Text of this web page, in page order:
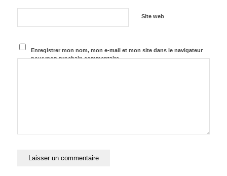
Site web
Enregistrer mon nom, mon e-mail et mon site dans le navigateur
pour mon prochain commentaire.